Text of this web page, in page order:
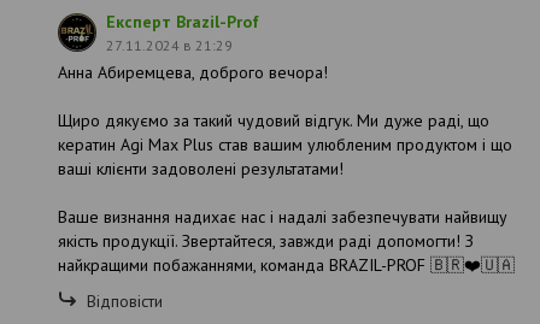
Експерт Brazil-Prof
27.11.2024 в 21:29
Анна Абиремцева, доброго вечора!
Щиро дякуємо за такий чудовий відгук. Ми дуже раді, що
кератин Agi Max Plus став вашим улюбленим продуктом і що
ваші клієнти задоволені результатами!
Ваше визнання надихає нас і надалі забезпечувати найвищу
якість продукції. Звертайтеся, завжди раді допомогти! З
найкращими побажаннями, команда BRAZIL-PROF 🇧🇷❤️🇺🇦
Відповісти